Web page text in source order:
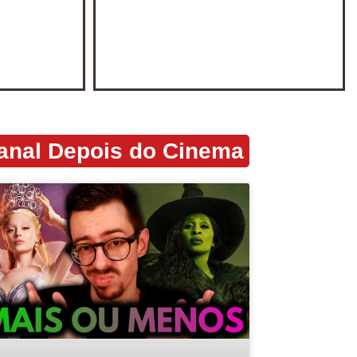
Depois do Cinema